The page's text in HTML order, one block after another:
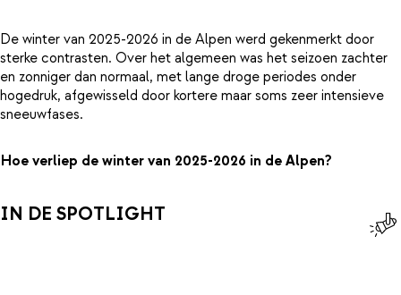
De winter van 2025-2026 in de Alpen werd gekenmerkt door
sterke contrasten. Over het algemeen was het seizoen zachter
en zonniger dan normaal, met lange droge periodes onder
hogedruk, afgewisseld door kortere maar soms zeer intensieve
sneeuwfases.
Hoe verliep de winter van 2025-2026 in de Alpen?
IN DE SPOTLIGHT